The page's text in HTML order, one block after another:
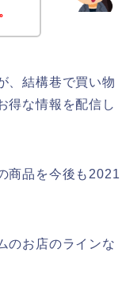
、結構巷で買い物
得な情報を配信し
商品を今後も2021
のお店のラインな